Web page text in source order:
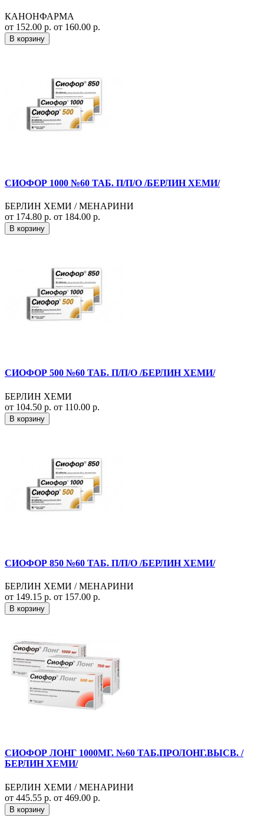
КАНОНФАРМА
от 152.00 р. от 160.00 р.
В корзину
СИОФОР 1000 №60 ТАБ. П/П/О /БЕРЛИН ХЕМИ/
БЕРЛИН ХЕМИ / МЕНАРИНИ
от 174.80 р. от 184.00 р.
В корзину
СИОФОР 500 №60 ТАБ. П/П/О /БЕРЛИН ХЕМИ/
БЕРЛИН ХЕМИ
от 104.50 р. от 110.00 р.
В корзину
СИОФОР 850 №60 ТАБ. П/П/О /БЕРЛИН ХЕМИ/
БЕРЛИН ХЕМИ / МЕНАРИНИ
от 149.15 р. от 157.00 р.
В корзину
СИОФОР ЛОНГ 1000МГ. №60 ТАБ.ПРОЛОНГ.ВЫСВ. /
БЕРЛИН ХЕМИ/
БЕРЛИН ХЕМИ / МЕНАРИНИ
от 445.55 р. от 469.00 р.
В корзину